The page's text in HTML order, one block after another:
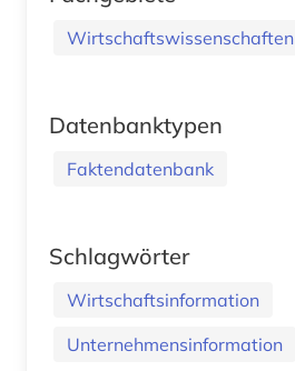
Wirtschaftswissenschaften
Datenbanktypen
Faktendatenbank
Schlagwörter
Wirtschaftsinformation
Unternehmensinformation